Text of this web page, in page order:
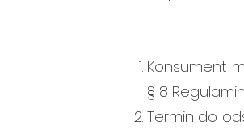
Konsument
§ 8
Termin do